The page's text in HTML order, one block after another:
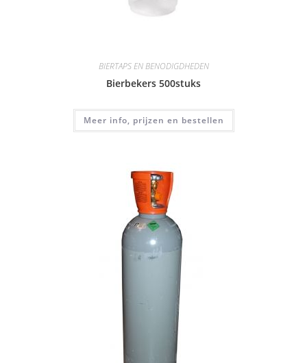
BIERTAPS EN BENODIGDHEDEN
Bierbekers 500stuks
Meer info, prijzen en bestellen